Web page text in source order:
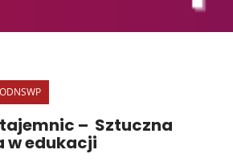
tajemnic – Sztuczna
w edukacji